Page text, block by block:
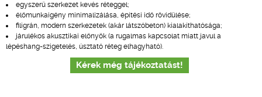
egyszerű szerkezet kevés réteggel;
élőmunkaigény minimalizálása, építési idő rövidülése;
filigrán, modern szerkezetek (akár látszóbeton) kialakíthatósága;
járulékos akusztikai előnyök (a rugalmas kapcsolat miatt javul a
lépéshang-szigetelés, úsztató réteg elhagyható).
Kérek még tájékoztatást!